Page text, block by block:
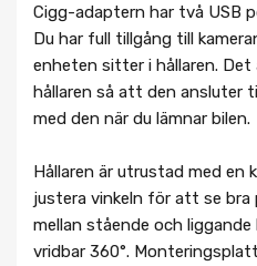
Cigg-adaptern har två USB
Du har full tillgång till
enheten sitter i hållaren.
hållaren så att den ansluter
med den när du lämnar bilen.
Hållaren är utrustad med en
justera vinkeln för att se bra
mellan stående och liggande
vridbar 360°.